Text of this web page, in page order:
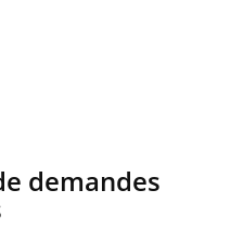
demandes